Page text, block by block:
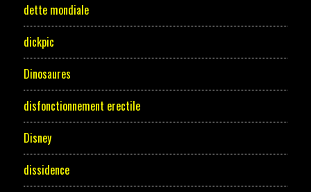
dette mondiale
dickpic
Dinosaures
disfonctionnement erectile
Disney
dissidence